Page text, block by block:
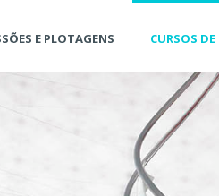
E PLOTAGENS CURSOS